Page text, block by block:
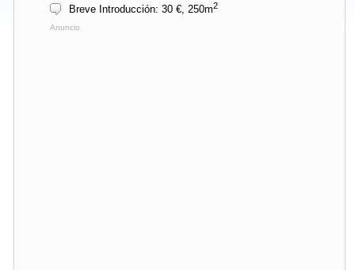
Breve Introducción: 30 €, 250m2
Anuncio